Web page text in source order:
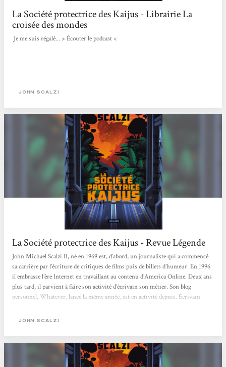
La Société protectrice des Kaijus - Librairie La
croisée des mondes
Je me suis régalé... > Écouter le podcast <
JOHN SCALZI
La Société protectrice des Kaijus - Revue Légende
John Michael Scalzi II, né en 1969 est, d’abord, un journaliste qui a commencé
sa carrière par l’écriture de critiques de films puis de billets d’humeur. En 1996
il embrasse l’ère Internet en travaillant au contenu d’America Online. Deux ans
plus tard, il parvient à faire son activité d’écrivain son métier. Son blog
personnel, Whatever, lancé la même année, est en activité depuis. Ecrivain
dans tous les domaines, de la critique de films à la rédaction...
JOHN SCALZI